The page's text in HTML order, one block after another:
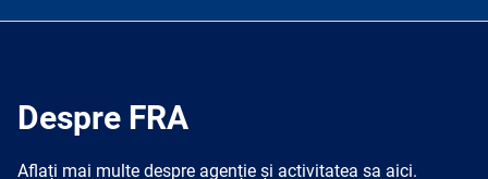
Despre FRA
Aflați mai multe despre agenție și activitatea sa aici.